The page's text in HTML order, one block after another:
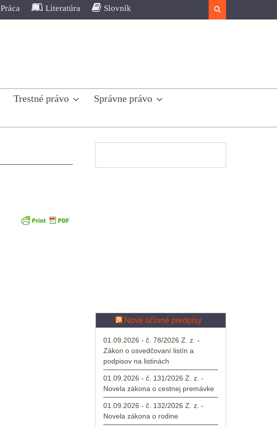
Práca Literatúra Slovník
Trestné právo
Správne právo
Nové účinné predpisy
01.09.2026 - č. 78/2026 Z. z. -
Zákon o osvedčovaní listín a
podpisov na listinách
01.09.2026 - č. 131/2026 Z. z. -
Novela zákona o cestnej premávke
01.09.2026 - č. 132/2026 Z. z. -
Novela zákona o rodine